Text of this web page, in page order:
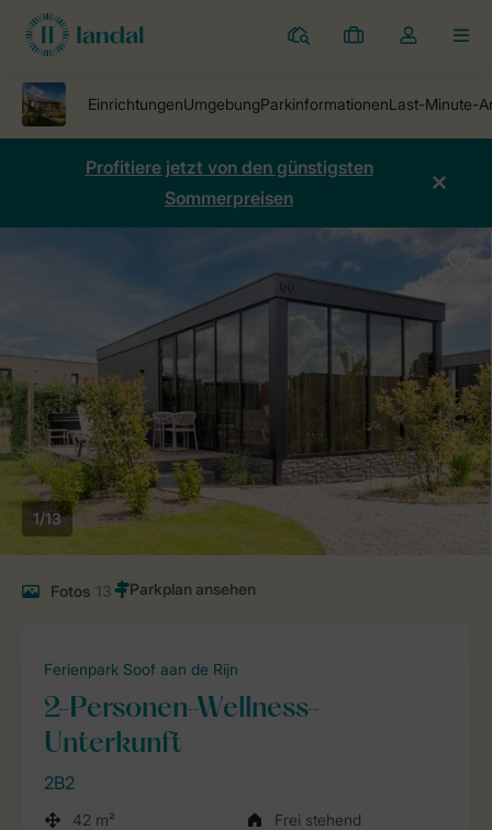
Ferienparks
Meine
Dropdown-
öffnen
Profitiere jetzt von den günstigsten
Sommerpreisen
1/13
Fotos 13
Ferienpark Soof aan de Rijn
2-Personen-Wellness-
Unterkunft
2B2
42 m²
Frei stehend